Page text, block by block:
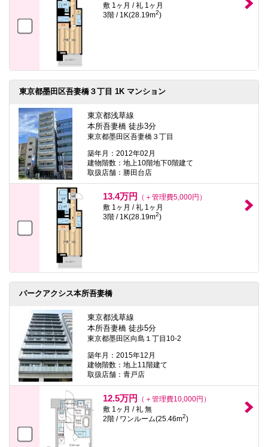
敷 1ヶ月 / 礼 1ヶ月
3階 / 1K(28.19m2)
東京都墨田区吾妻橋３丁目 1K マンション
東京都浅草線
本所吾妻橋 徒歩3分
東京都墨田区吾妻橋３丁目
築年月：2012年02月
建物階数：地上10階地下0階建て
取扱店舗：勝田台店
13.4万円
（＋管理費5,000円）
敷 1ヶ月 / 礼 1ヶ月
3階 / 1K(28.19m2)
パークアクシス本所吾妻橋
東京都浅草線
本所吾妻橋 徒歩5分
東京都墨田区向島１丁目10-2
築年月：2015年12月
建物階数：地上11階建て
取扱店舗：青戸店
12.5万円
（＋管理費10,000円）
敷 1ヶ月 / 礼 無
2階 / ワンルーム(25.46m2)